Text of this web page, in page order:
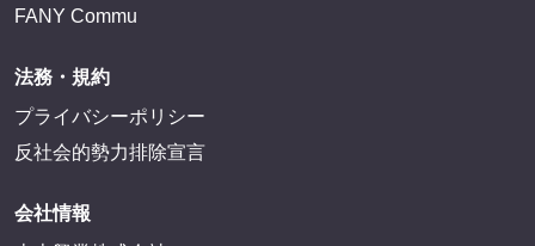
FANY Commu
法務・規約
プライバシーポリシー
反社会的勢力排除宣言
会社情報